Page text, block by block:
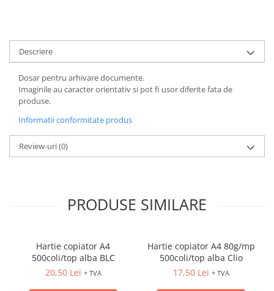
TUS/TUSIRE & STAMPILE
INSTRUMENTE DE SCRIS &
CORECTURA
INSTRUMENTE DE SCRIS DE
CALITATE SUPERIOARA
STILOURI - ROLLERE - PIXURI CU
GEL & SET-URI
PIXURI CU MECANISM
PIXURI FARA MECANISM
MARKERE PERMANENTE
CREIOANE MECANICE & REZERVE
CREIOANE CLASICE & ASCUTITORI
Descriere
Dosar pentru arhivare documente.
Imaginile au caracter orientativ si pot fi usor diferite fata de
produse.
Informatii conformitate produs
Review-uri(0)
PRODUSE SIMILARE
Hartie copiator A4
500coli/top alba BLC
20,50 Lei + TVA
Hartie copiator A4 80g/mp
500coli/top alba Clio
17,50 Lei + TVA